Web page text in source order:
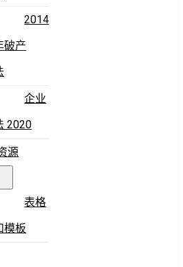
2014
破产
企业
2020
源
表格
模板